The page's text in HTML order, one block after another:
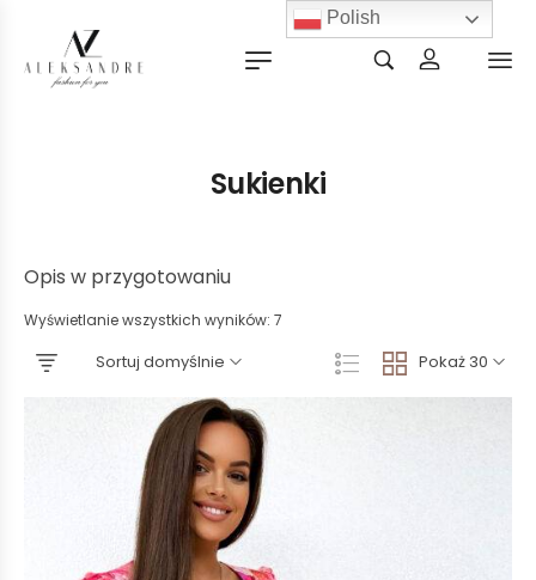
Sukienki
Opis w przygotowaniu
Wyświetlanie wszystkich wyników: 7
Pokaż 30
Sortuj domyślnie
Polish